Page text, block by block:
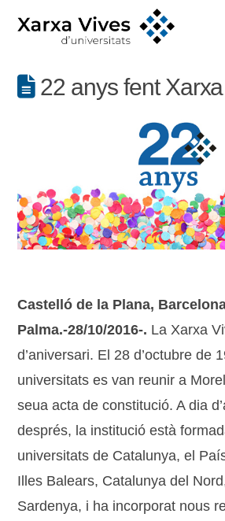
22 anys fent Xarxa
Castelló de la Plana,
Palma.-28/10/2016-. La Xarxa
d’aniversari. El 28 d’octubre de
universitats es van reunir a
seua acta de constitució. A dia
després, la institució està
universitats de Catalunya, el
Illes Balears, Catalunya del
Sardenya, i ha incorporat nous